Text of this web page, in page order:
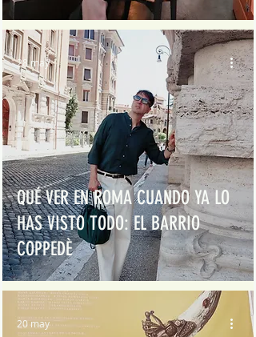
QUÉ VER EN ROMA CUANDO YA LO
HAS VISTO TODO: EL BARRIO
COPPEDÈ
28 may
20 may